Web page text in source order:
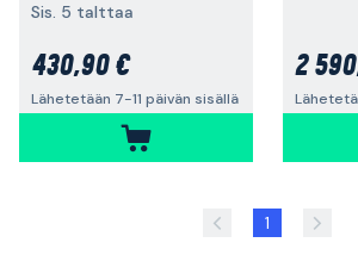
Sis. 5 talttaa
430,90 €
Lähetetään 7-11 päivän sisällä
2
1